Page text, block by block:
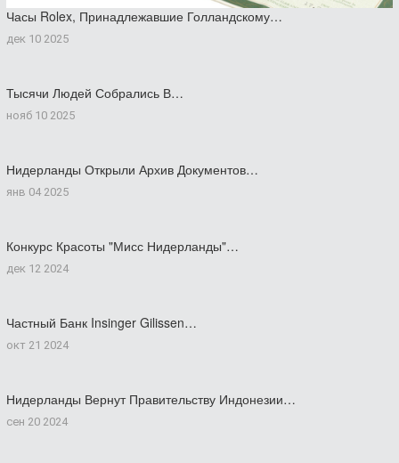
Часы Rolex, Принадлежавшие Голландскому…
дек 10 2025
Тысячи Людей Собрались В…
нояб 10 2025
Нидерланды Открыли Архив Документов…
янв 04 2025
Конкурс Красоты "Мисс Нидерланды"…
дек 12 2024
Частный Банк Insinger Gilissen…
окт 21 2024
Нидерланды Вернут Правительству Индонезии…
сен 20 2024